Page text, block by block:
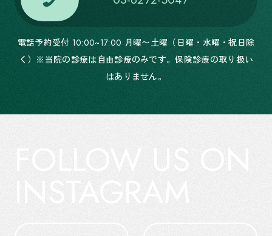
電話予約受付 10:00~17:00 月曜〜土曜（日曜・水曜・祝日除
く）※当院の診療は自由診療のみです。保険診療の取り扱い
はありません。